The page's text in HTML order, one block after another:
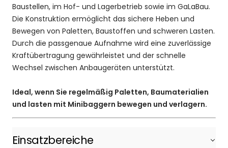
Baustellen, im Hof- und Lagerbetrieb sowie im GaLaBau.
Die Konstruktion ermöglicht das sichere Heben und
Bewegen von Paletten, Baustoffen und schweren Lasten.
Durch die passgenaue Aufnahme wird eine zuverlässige
Kraftübertragung gewährleistet und der schnelle
Wechsel zwischen Anbaugeräten unterstützt.
Ideal, wenn Sie regelmäßig Paletten, Baumaterialien
und lasten mit Minibaggern bewegen und verlagern.
Einsatzbereiche